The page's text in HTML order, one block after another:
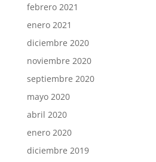
febrero 2021
enero 2021
diciembre 2020
noviembre 2020
septiembre 2020
mayo 2020
abril 2020
enero 2020
diciembre 2019